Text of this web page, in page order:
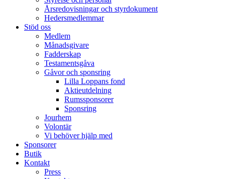
Årsredovisningar och styrdokument
Hedersmedlemmar
Stöd oss
Medlem
Månadsgivare
Fadderskap
Testamentsgåva
Gåvor och sponsring
Lilla Loppans fond
Aktieutdelning
Rumssponsorer
Sponsring
Jourhem
Volontär
Vi behöver hjälp med
Sponsorer
Butik
Kontakt
Press